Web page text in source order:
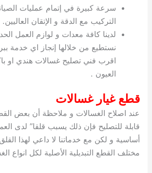
سرعة كبيرة في إتمام عمليات
التركيب مع الدقة و الإتقان العاليين.
لدينا كافة معدات و لوازم العمل
نستطيع من خلالها إنجاز اي خدمة
اقرب فني تصليح غسالات هندي او
العيون .
قطع غيار غسالات
عند اصلاح الغسالات و ملاحظة أن بعض
قابلة للتصليح فإن ذلك يسبب قلقا” لدى
أساسية و لكن مع خدماتنا لا داعي لهذا القلق
مختلف القطع التبديلية الأصلية لكل انواع